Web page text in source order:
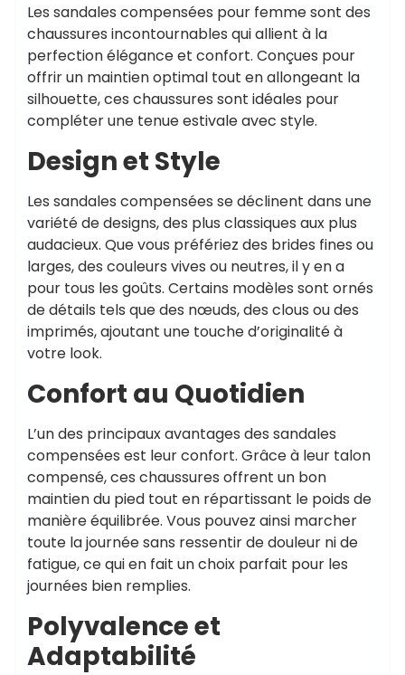
Les sandales compensées pour femme sont des
chaussures incontournables qui allient à la
perfection élégance et confort. Conçues pour
offrir un maintien optimal tout en allongeant la
silhouette, ces chaussures sont idéales pour
compléter une tenue estivale avec style.
Design et Style
Les sandales compensées se déclinent dans une
variété de designs, des plus classiques aux plus
audacieux. Que vous préfériez des brides fines ou
larges, des couleurs vives ou neutres, il y en a
pour tous les goûts. Certains modèles sont ornés
de détails tels que des nœuds, des clous ou des
imprimés, ajoutant une touche d’originalité à
votre look.
Confort au Quotidien
L’un des principaux avantages des sandales
compensées est leur confort. Grâce à leur talon
compensé, ces chaussures offrent un bon
maintien du pied tout en répartissant le poids de
manière équilibrée. Vous pouvez ainsi marcher
toute la journée sans ressentir de douleur ni de
fatigue, ce qui en fait un choix parfait pour les
journées bien remplies.
Polyvalence et
Adaptabilité